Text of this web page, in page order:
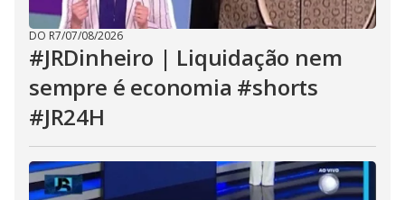
DO R7/07/08/2026
#JRDinheiro | Liquidação nem
sempre é economia #shorts
#JR24H